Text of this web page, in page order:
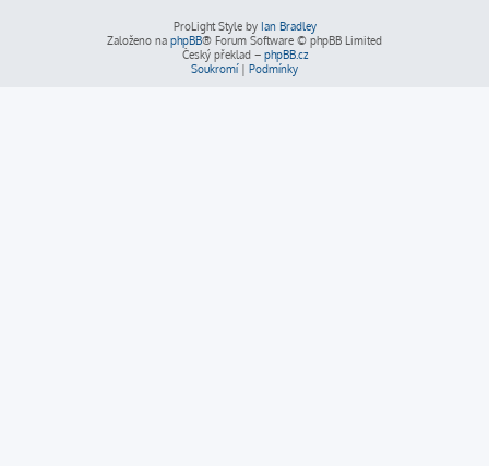
ProLight Style by Ian Bradley
Založeno na phpBB® Forum Software © phpBB Limited
Český překlad – phpBB.cz
Soukromí| Podmínky